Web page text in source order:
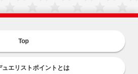
Top
ュエリストポイントとは